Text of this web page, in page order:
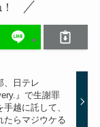
、日テレ
』で生謝罪
越に託して、
たらマジウケる